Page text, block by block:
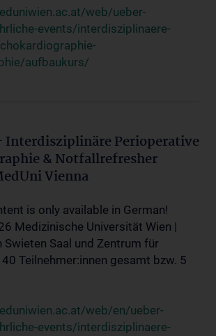
web/ueber-
events/interdisziplinaere-
aufbaukurs/
Interdisziplinäre Perioperative
& Notfallrefresher
Vienna
is only available in German!
Medizinische Universität Wien |
Swieten Saal und Zentrum für
Teilnehmer:innen gesamt bzw. 5
web/en/ueber-
events/interdisziplinaere-